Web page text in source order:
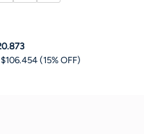
(15% OFF)